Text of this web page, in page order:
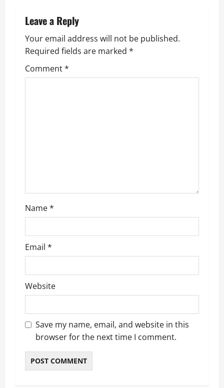
a
v
i
g
Leave a Reply
Your email address will not be published.
Required fields are marked *
Comment*
Name*
Email *
Website
Save my name, email, and website in this
browser for the next time I comment.